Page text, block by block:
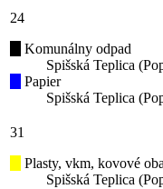
24
Komunálny odpad
Spišská Teplica
Papier
Spišská Teplica
31
Plasty, vkm, kovové
Spišská Teplica